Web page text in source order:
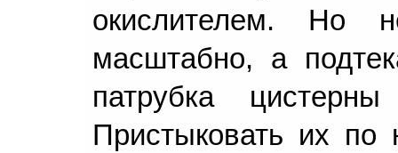
окислителем. Но
масштабно, а
патрубка
Пристыковать их по